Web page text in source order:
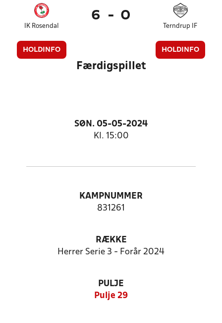
IK Rosendal
HOLDINFO
6 - 0
Terndrup IF
HOLDINFO
Færdigspillet
SØN. 05-05-2024
Kl. 15:00
KAMPNUMMER
831261
RÆKKE
Herrer Serie 3 - Forår 2024
PULJE
Pulje 29